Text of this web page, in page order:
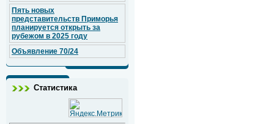
Пять новых
представительств Приморья
планируется открыть за
рубежом в 2025 году
Объявление 70/24
Статистика